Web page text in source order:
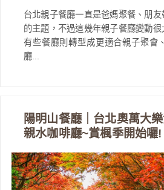
台北親子餐廳一直是爸媽聚餐、朋
的主題，不過這幾年親子餐廳變動很
有些餐廳則轉型成更適合親子聚會
廳...
陽明山餐廳｜台北奧萬大
親水咖啡廳~賞楓季開始囉!